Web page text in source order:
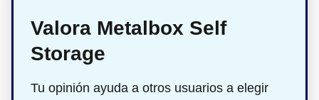
Valora Metalbox Self
Storage
Tu opinión ayuda a otros usuarios a elegir